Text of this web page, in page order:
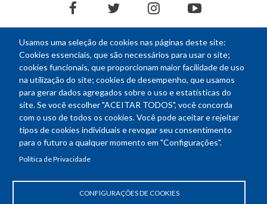
Usamos uma seleção de cookies nas páginas deste site:
Cookies essenciais, que são necessários para usar o site;
cookies funcionais, que proporcionam maior facilidade de uso
na utilização do site; cookies de desempenho, que usamos
para gerar dados agregados sobre o uso e estatísticas do
site. Se você escolher "ACEITAR TODOS", você concorda
com o uso de todos os cookies. Você pode aceitar e rejeitar
tipos de cookies individuais e revogar seu consentimento
para o futuro a qualquer momento em "Configurações".
Política de Privacidade
CONFIGURAÇÕES DE COOKIES
facebooktwitter instagramyoutube
NEWSLETTER
mail
Ed. Confea - Engenheiro Francisco Saturnino de Brito Filho
70740-541 - Brasília-DF